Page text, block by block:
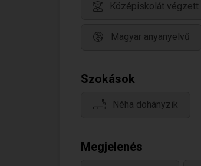
Középiskolát végzett
Magyar anyanyelvű
Szokások
Néha dohányzik
Megjelenés